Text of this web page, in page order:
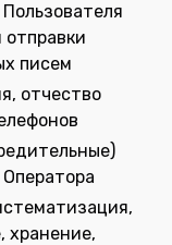
писем
отчество
хранение,